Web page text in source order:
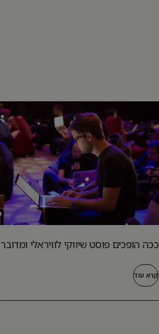
ככה הופכים פוסט שיווקי לוויראלי ומדובר
קרא עוד